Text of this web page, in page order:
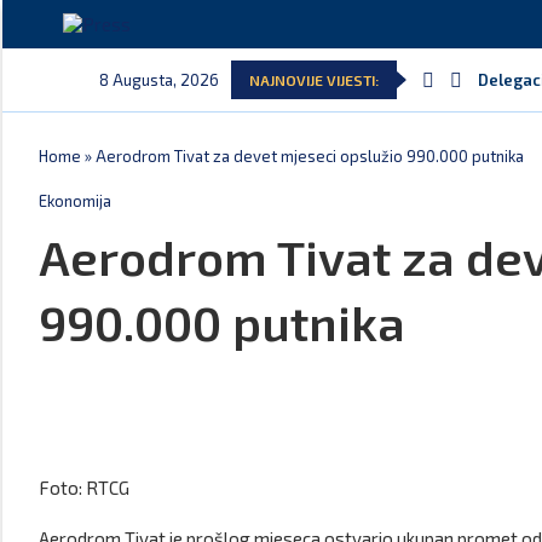
8 Augusta, 2026 NAJNOVIJE VIJESTI:
Danski
Kljajić
Srbija:
Home »Aerodrom Tivat za devet mjeseci opslužio 990.000 putnika
Ekonomija
Aerodrom Tivat za
990.000 putnika
Foto: RTCG